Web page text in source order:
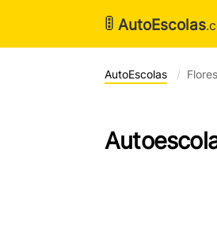
🚦 AutoEscolas
AutoEscolas